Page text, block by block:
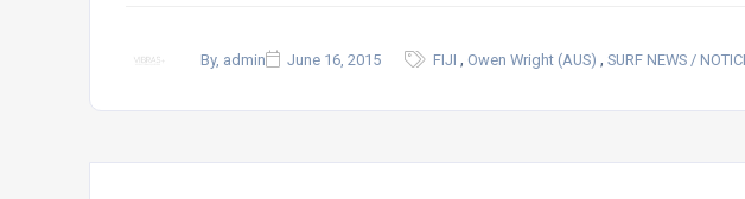
By, admin June 16, 2015 FIJI , Owen Wright (AUS) , SURF NEWS /